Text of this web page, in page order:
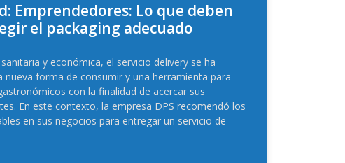
Emprendedores: Lo que deben
el packaging adecuado
y económica, el servicio delivery se ha
forma de consumir y una herramienta para
con la finalidad de acercar sus
En este contexto, la empresa DPS recomendó los
en sus negocios para entregar un servicio de